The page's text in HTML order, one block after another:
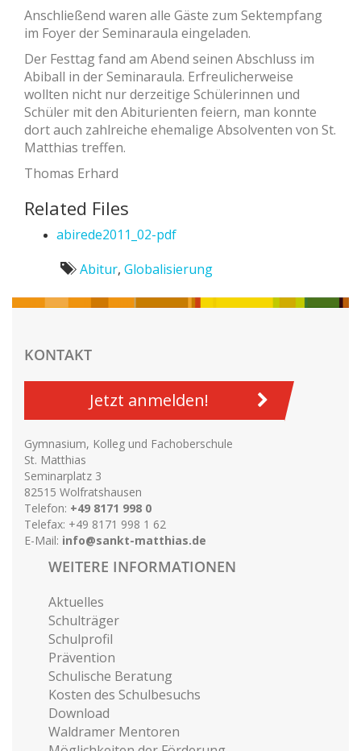
Anschließend waren alle Gäste zum Sektempfang
im Foyer der Seminaraula eingeladen.
Der Festtag fand am Abend seinen Abschluss im
Abiball in der Seminaraula. Erfreulicherweise
wollten nicht nur derzeitige Schülerinnen und
Schüler mit den Abiturienten feiern, man konnte
dort auch zahlreiche ehemalige Absolventen von St.
Matthias treffen.
Thomas Erhard
Related Files
abirede2011_02-pdf
Abitur, Globalisierung
KONTAKT
Jetzt anmelden!
Gymnasium, Kolleg und Fachoberschule
St. Matthias
Seminarplatz 3
82515 Wolfratshausen
Telefon: +49 8171 998 0
Telefax: +49 8171 998 1 62
E-Mail: info@sankt-matthias.de
WEITERE INFORMATIONEN
Aktuelles
Schulträger
Schulprofil
Prävention
Schulische Beratung
Kosten des Schulbesuchs
Download
Waldramer Mentoren